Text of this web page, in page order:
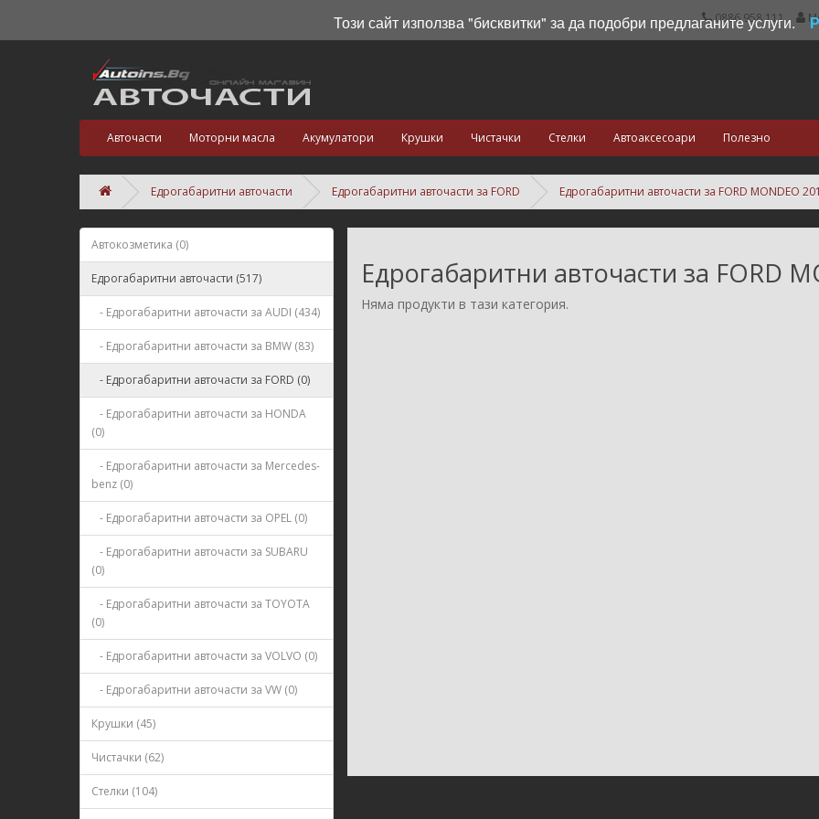
0886 958 111
Авточасти Моторни масла Акумулатори Крушки Чистачки Стелки Автоаксесоари Полезно
Едрогабаритни авточасти Едрогабаритни авточасти за FORD Едрогабаритни авточасти за FORD MONDEO
Автокозметика (0)
Едрогабаритни авточасти (517)
- Едрогабаритни авточасти за AUDI (434)
- Едрогабаритни авточасти за BMW (83)
- Едрогабаритни авточасти за FORD (0)
- Едрогабаритни авточасти за HONDA
(0)
- Едрогабаритни авточасти за Mercedes-
benz (0)
- Едрогабаритни авточасти за OPEL (0)
- Едрогабаритни авточасти за SUBARU
(0)
- Едрогабаритни авточасти за TOYOTA
(0)
- Едрогабаритни авточасти за VOLVO (0)
- Едрогабаритни авточасти за VW (0)
Крушки (45)
Чистачки (62)
Стелки (104)
Едрогабаритни авточасти за FORD
Няма продукти в тази категория.
Този сайт използва "бисквитки" за да подобри предлаганите услуги.